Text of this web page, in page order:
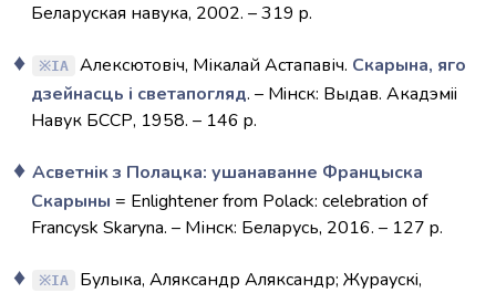
Беларуская навука, 2002. – 319 p.
IA Алексютовіч, Мікалай Астапавіч. Скарына, яго
дзейнасць i светапогляд. – Мiнск: Выдав. Акадэмii
Навук БССР, 1958. – 146 p.
Асветнік з Полацка: ушанаванне Францыска
Скарыны = Enlightener from Polack: celebration of
Francysk Skaryna. – Мінск: Беларусь, 2016. – 127 p.
IA
Булыка, Аляксандр Аляксандр; Жураускi,